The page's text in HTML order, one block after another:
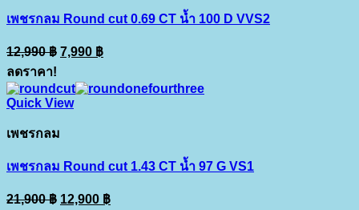
เพชรกลม Round cut 0.69 CT น้ำ 100 D VVS2
12,990฿ Original
price
12,990 ฿.
7,990 ฿Current
price
7,990 ฿.
ลดราคา!
Quick View
เพชรกลม
เพชรกลม Round cut 1.43 CT น้ำ 97 G VS1
21,900฿ Original
12,900 ฿Current